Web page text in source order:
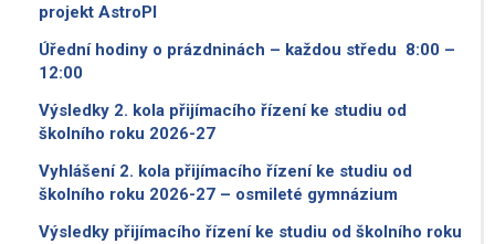
projekt AstroPI
Úřední hodiny o prázdninách – každou středu 8:00 –
12:00
Výsledky 2. kola přijímacího řízení ke studiu od
školního roku 2026-27
Vyhlášení 2. kola přijímacího řízení ke studiu od
školního roku 2026-27 – osmileté gymnázium
Výsledky přijímacího řízení ke studiu od školního roku